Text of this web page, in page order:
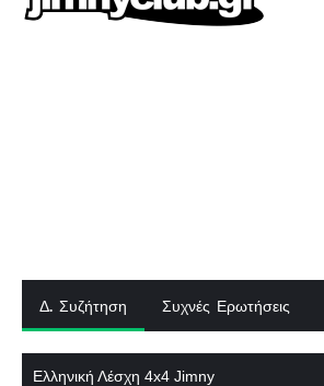
Δ. Συζήτηση Συχνές Ερωτήσεις
Ελληνική Λέσχη 4x4 Jimny